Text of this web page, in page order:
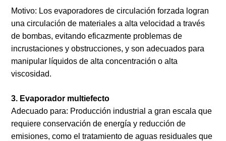
Motivo: Los evaporadores de circulación forzada logran
una circulación de materiales a alta velocidad a través
de bombas, evitando eficazmente problemas de
incrustaciones y obstrucciones, y son adecuados para
manipular líquidos de alta concentración o alta
viscosidad.
3. Evaporador multiefecto
Adecuado para: Producción industrial a gran escala que
requiere conservación de energía y reducción de
emisiones, como el tratamiento de aguas residuales que